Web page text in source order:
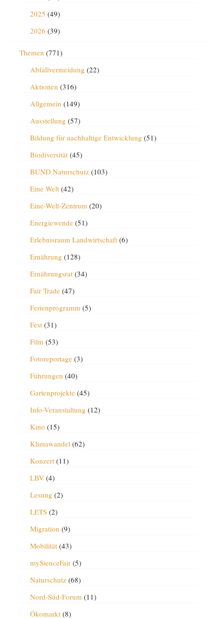
2025 (49)
2026 (39)
Themen (771)
Abfallvermeidung (22)
Aktionen (316)
Allgemein (149)
Ausstellung (57)
Bildung für nachhaltige Entwicklung (51)
Biodiversität(45)
BUND Naturschutz(103)
Eine Welt(42)
Eine-Welt-Zentrum(20)
Energiewende(51)
Erlebnisraum Landwirtschaft(6)
Ernährung (128)
Ernährungsrat(34)
Fair Trade(47)
Ferienprogramm(5)
Fest(31)
Film(53)
Fotoreportage(3)
Führungen (40)
Gartenprojekte(45)
Info-Veranstaltung (12)
Kino (15)
Klimawandel(62)
Konzert(11)
LBV(4)
Lesung (2)
LETS(2)
Migration (9)
Mobilität(43)
mySienceFair(5)
Naturschutz(68)
Nord-Süd-Forum(11)
Ökomarkt(8)